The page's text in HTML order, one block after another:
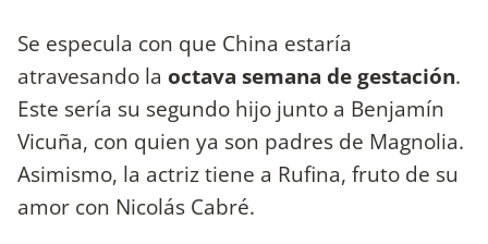
Se especula con que China estaría
atravesando la octava semana de gestación.
Este sería su segundo hijo junto a Benjamín
Vicuña, con quien ya son padres de Magnolia.
Asimismo, la actriz tiene a Rufina, fruto de su
amor con Nicolás Cabré.